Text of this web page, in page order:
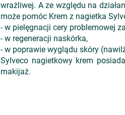
wrażliwej. A ze względu na
może pomóc Krem z nagietka
- w pielęgnacji cery problemowej
- w regeneracji naskórka,
- w poprawie wyglądu skóry
Sylveco nagietkowy krem
makijaż.